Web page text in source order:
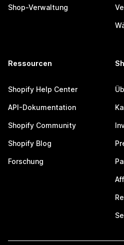
Shop-Verwaltung
Ressourcen
Shopify Help Center
API-Dokumentation
Shopify Community
Shopify Blog
Forschung